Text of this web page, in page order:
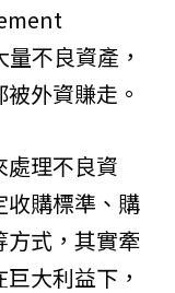
不良資產，
外資賺走。
處理不良資
收購標準、購
方式，其實牽
大利益下，